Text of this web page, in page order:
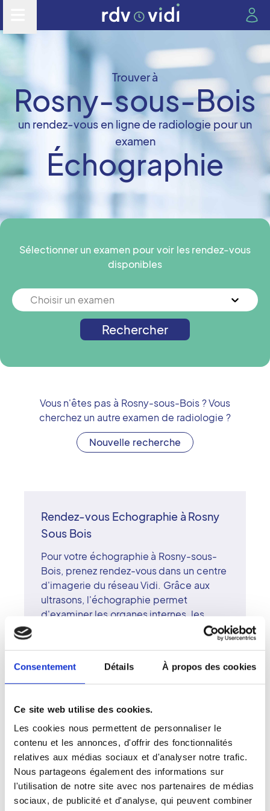
Consentement Détails À propos des cookies
Ce site web utilise des cookies.
Les cookies nous permettent de personnaliser le
contenu et les annonces, d'offrir des fonctionnalités
relatives aux médias sociaux et d'analyser notre trafic.
Nous partageons également des informations sur
l'utilisation de notre site avec nos partenaires de médias
sociaux, de publicité et d'analyse, qui peuvent combiner
Trouver à
Rosny-sous-Bois
un rendez-vous en ligne de radiologie pour un
examen
Échographie
Sélectionner un examen pour voir les rendez-vous
disponibles
Choisir un examen
Rechercher
Vous n'êtes pas à Rosny-sous-Bois? Vous
cherchez un autre examen de radiologie ?
Nouvelle recherche
Rendez-vous Echographie à Rosny
Sous Bois
Pour votre échographie à Rosny-sous-
Bois, prenez rendez-vous dans un centre
d'imagerie du réseau Vidi. Grâce aux
ultrasons, l'échographie permet
d'examiner les organes internes, les
dans de nombreux bilans médicaux. Les
radiologues du centre de Rosny-sous-
surspécialités de l'imagerie, assurent
une qualité de diagnostic optimale. Le
réseau Vidi allie innovation
technologique et engagement humain.
À Rosny-sous-Bois, chaque patient
bénéficie d'une prise en charge
attentive et d'un examen conduit avec